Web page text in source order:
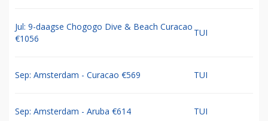
Jul: 9-daagse Chogogo Dive & Beach Curacao
€1056
TUI
Sep: Amsterdam - Curacao €569 TUI
Sep: Amsterdam - Aruba €614 TUI